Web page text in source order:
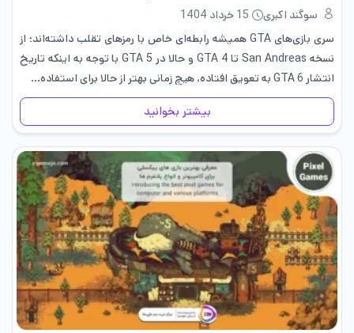
سوگند اکبری
15 خرداد 1404
سری بازی‌های GTA همیشه رابطه‌ای خاص با رمزهای تقلب داشته‌اند؛ از
نسخه San Andreas تا GTA 4 و حالا در GTA 5 با توجه به اینکه تاریخ
انتشار GTA 6 به تعویق افتاده، هیچ زمانی بهتر از حالا برای استفاده…
بیشتر بخوانید